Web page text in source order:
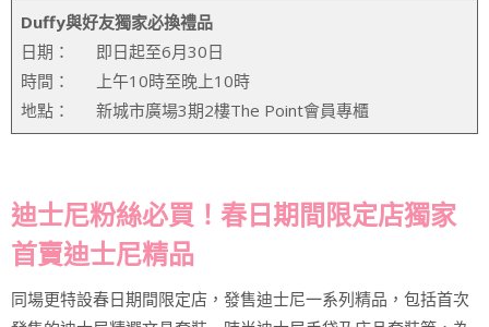
Duffy與好友獨家必換禮品
日期： 即日起至6月30日
時間： 上午10時至晚上10時
地點： 新城市廣場3期2樓The Point會員專櫃
迪士尼粉絲必買！春日期間限定店獨家
首賣迪士尼精品
同場更特設春日期間限定店，發售迪士尼一系列精品，包括首次